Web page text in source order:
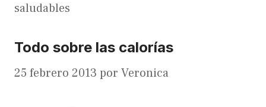
saludables
Todo sobre las calorías
25 febrero 2013 por Veronica